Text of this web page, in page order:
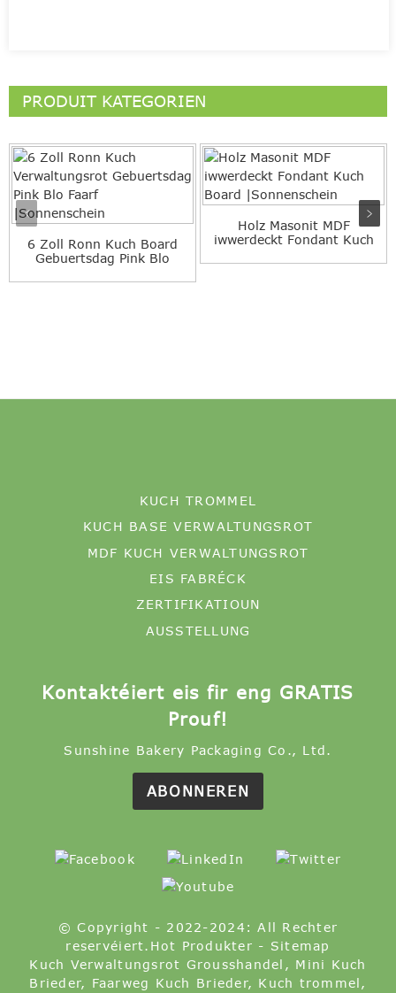
PRODUIT KATEGORIEN
6 Zoll Ronn Kuch Board
Gebuertsdag Pink Blo
Holz Masonit MDF
iwwerdeckt Fondant Kuch
KUCH TROMMEL
KUCH BASE VERWALTUNGSROT
MDF KUCH VERWALTUNGSROT
EIS FABRÉCK
ZERTIFIKATIOUN
AUSSTELLUNG
Kontaktéiert eis fir eng GRATIS
Prouf!
Sunshine Bakery Packaging Co., Ltd.
ABONNEREN
© Copyright - 2022-2024: All Rechter
reservéiert. Hot Produkter - Sitemap
Kuch Verwaltungsrot Grousshandel , Mini Kuch
Brieder, Faarweg Kuch Brieder, Kuch trommel ,